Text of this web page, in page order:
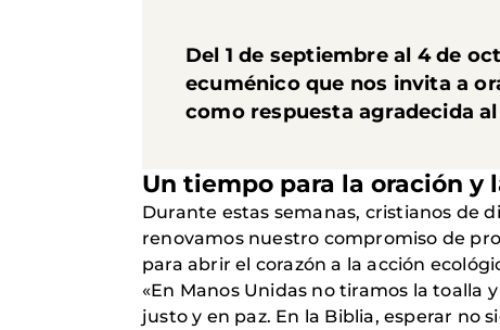
Del 1 de septiembre al 4 de
ecuménico que nos invita a
como respuesta agradecida
Un tiempo para la oración y
Durante estas semanas, cristianos de
renovamos nuestro compromiso de
para abrir el corazón a la acción
«En Manos Unidas no tiramos la toalla
justo y en paz. En la Biblia, esperar no